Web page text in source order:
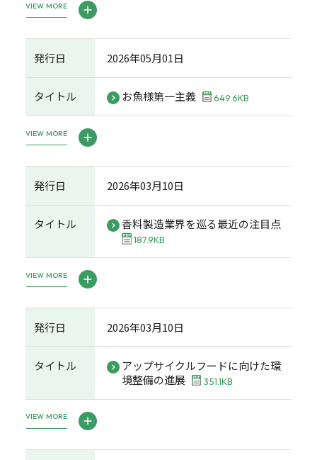
VIEW MORE
発行日 2026年05月01日
タイトル お魚様第一主義 649.6KB
VIEW MORE
発行日 2026年03月10日
タイトル 香料製造業界を巡る最近の注目点
187.9KB
VIEW MORE
発行日 2026年03月10日
タイトル
アップサイクルフードに向けた環
境整備の進展
351.1KB
VIEW MORE